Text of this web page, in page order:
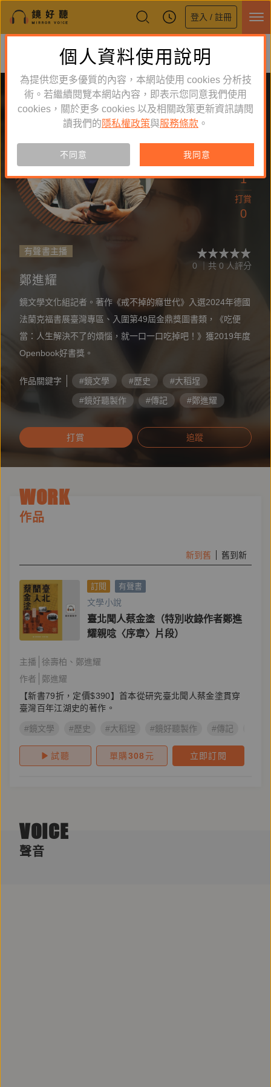
登入 / 註冊
鏡好聽全新APP上線
體驗全面升級，即刻下載
有聲書主播
0 ｜共 0 人評分
鄭進耀
鏡文學文化組記者。著作《戒不掉的癮世代》入選2024年德國
法蘭克福書展臺灣專區、入圍第49屆金鼎獎圖書類，《吃便
當：人生解決不了的煩惱，就一口一口吃掉吧！》獲2019年度
Openbook好書獎。
作品關鍵字 #鏡文學 #歷史
#大稻埕
#鏡好聽製作
#傳記
#鄭進耀
#臺日關係
1
作品
1
打賞
0
打賞 追蹤
WORK
作品
新到舊 舊到新
訂閱 有聲書
文學小說
臺北聞人蔡金塗（特別收錄作者鄭進
耀親唸〈序章〉片段）
主播 徐壽柏
鄭進耀
作者
鄭進耀
【新書79折，定價$390】首本從研究臺北聞人蔡金塗貫穿
臺灣百年江湖史的著作。
#鏡文學 #歷史 #大稻埕 #鏡好聽製作 #傳記
試聽 單購308元 立即訂閱
VOICE
聲音
個人資料使用說明
為提供您更多優質的內容，本網站使用 cookies 分析技
術。若繼續閱覽本網站內容，即表示您同意我們使用
cookies，關於更多 cookies 以及相關政策更新資訊請閱
讀我們的 隱私權政策與服務條款 。
不同意 我同意